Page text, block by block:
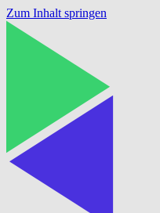
Zum Inhalt springen